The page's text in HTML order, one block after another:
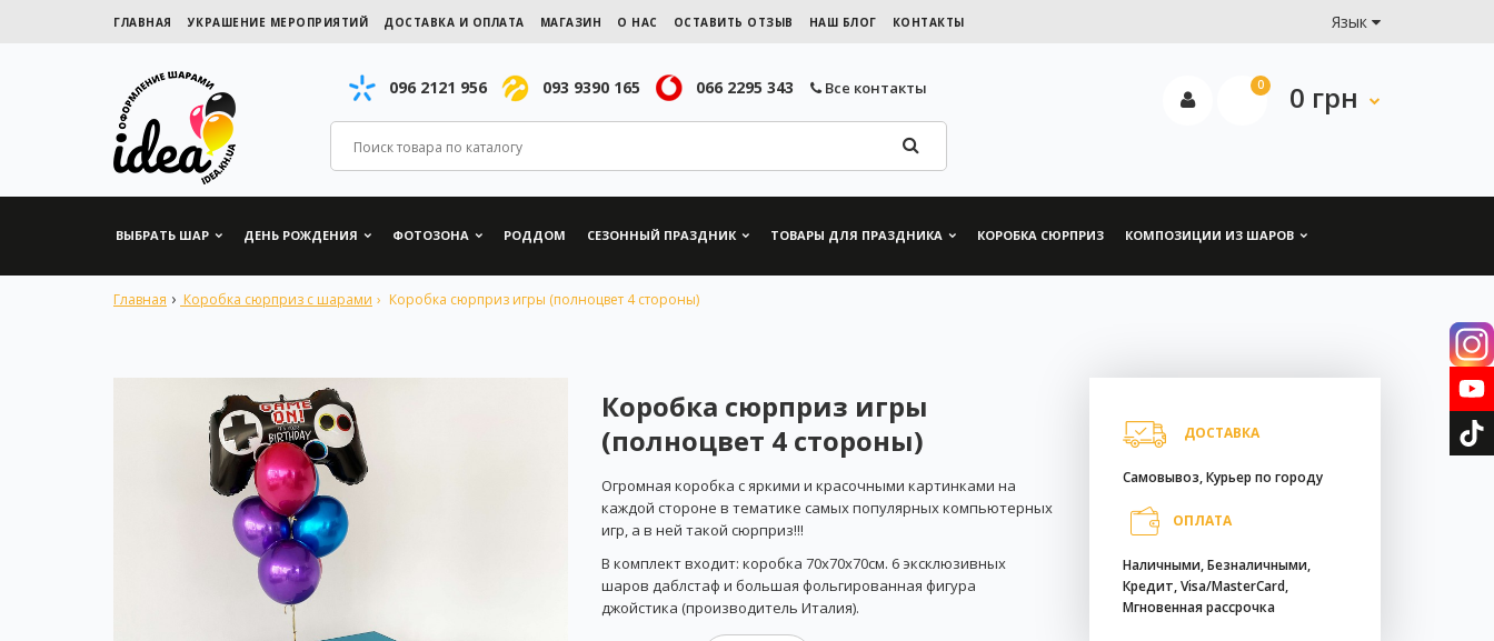
ГЛАВНАЯ УКРАШЕНИЕ МЕРОПРИЯТИЙ ДОСТАВКА И ОПЛАТА МАГАЗИН О НАС ОСТАВИТЬ ОТЗЫВ НАШ БЛОГ КОНТАКТЫ Язык
096 2121 956 093 9390 165 066 2295 343 Все контакты 0 0 грн
ВЫБРАТЬ ШАР ДЕНЬ РОЖДЕНИЯ ФОТОЗОНА РОДДОМ СЕЗОННЫЙ ПРАЗДНИК ТОВАРЫ ДЛЯ ПРАЗДНИКА КОРОБКА СЮРПРИЗ КОМПОЗИЦИИ ИЗ ШАРОВ
Главная Коробка сюрприз с шарами Коробка сюрприз игры (полноцвет 4 стороны)
Коробка сюрприз игры
(полноцвет 4 стороны)
Огромная коробка с яркими и красочными картинками на
каждой стороне в тематике самых популярных компьютерных
игр, а в ней такой сюрприз!!!
В комплект входит: коробка 70х70х70см. 6 эксклюзивных
шаров даблстаф и большая фольгированная фигура
джойстика (производитель Италия).
ДОСТАВКА
Самовывоз, Курьер по городу
ОПЛАТА
Наличными, Безналичными,
Кредит, Visa/MasterCard,
Мгновенная рассрочка